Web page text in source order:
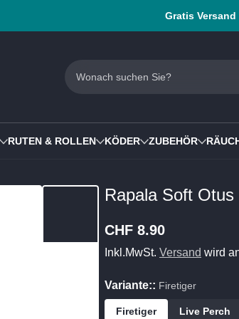
Gratis Versand
Wonach suchen Sie?
RUTEN & ROLLEN KÖDER ZUBEHÖR
Rapala Soft Otus
Regulärer
Preis
CHF 8.90
Inkl.MwSt. Versand wird
Variante:: Firetiger
Firetiger Live Perch